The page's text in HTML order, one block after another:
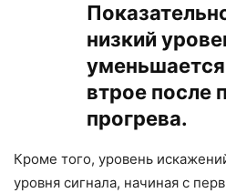
низкий
втрое после
прогрева.
Кроме того, уровень
уровня сигнала, начиная с